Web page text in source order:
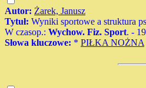
Autor: Żarek, Janusz
Tytuł: Wyniki sportowe a struktura
W czasop.: Wychow. Fiz. Sport. -
Słowa kluczowe: * PIŁKA NOŻNA